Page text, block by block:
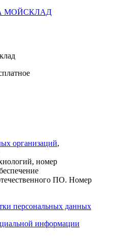
МОЙСКЛАД
организаций,
номер
ПО. Номер
персональных данных
информации